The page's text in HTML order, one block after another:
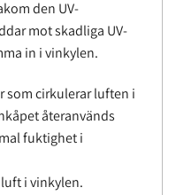
den UV-
mot skadliga UV-
in i vinkylen.
som cirkulerar luften i
återanvänds
fuktighet i
i vinkylen.